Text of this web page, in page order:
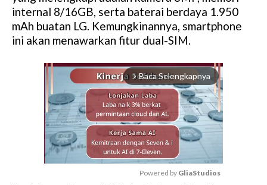
internal 8/16GB, serta baterai berdaya 1.950
mAh buatan LG. Kemungkinannya, smartphone
ini akan menawarkan fitur dual-SIM.
arrow_forward_ios Baca Selengkapnya
Powered by GliaStudios